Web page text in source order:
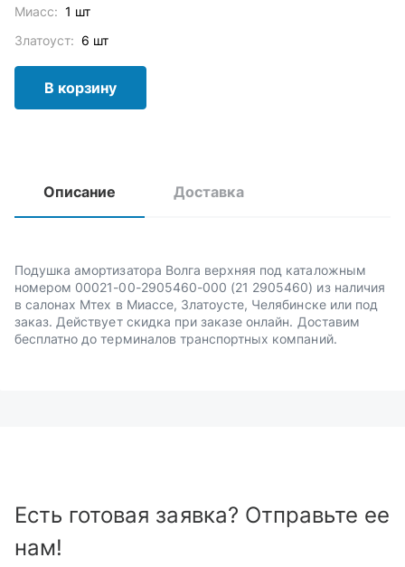
Миасс: 1 шт
Златоуст: 6 шт
В корзину
Описание Доставка
Подушка амортизатора Волга верхняя под каталожным
номером 00021-00-2905460-000 (21 2905460) из наличия
в салонах Мтех в Миассе, Златоусте, Челябинске или под
заказ. Действует скидка при заказе онлайн. Доставим
бесплатно до терминалов транспортных компаний.
Есть готовая заявка? Отправьте ее
нам!